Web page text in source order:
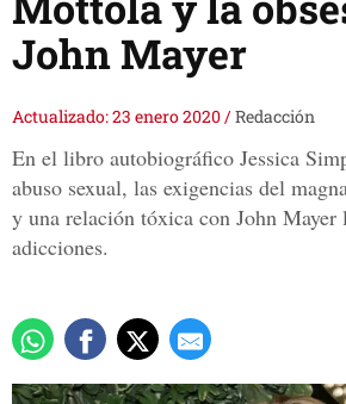
John Mayer
Actualizado: 23 enero 2020/Redacción
En el libro autobiográfico Jessica
abuso sexual, las exigencias del
y una relación tóxica con John Mayer
adicciones.